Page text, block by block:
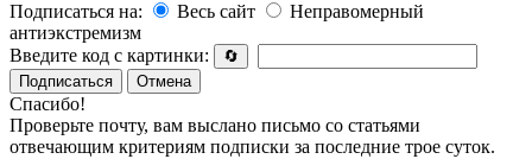
Подписаться на:
Весь сайт
Неправомерный
антиэкстремизм
Введите код с картинки:
🔄
Подписаться
Отмена
Спасибо!
Проверьте почту, вам выслано письмо со статьями
отвечающим критериям подписки за последние трое суток.